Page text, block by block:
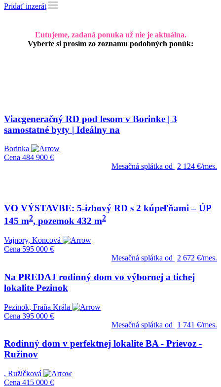
Pridať inzerát
Ľutujeme, zadaná ponuka už nie je aktuálna.
Vyberte si prosím zo zoznamu podobných ponúk:
Viacgeneračný RD pod lesom v Borinke | 3
samostatné byty | Ideálny na
Borinka
Cena 484 900 €
Mesačná splátka od
2 124 €/mes.
VO VÝSTAVBE: 5-izbový RD s 2 kúpeľňami – ÚP
145 m2, pozemok 432 m2
Vajnory, Koncová
Cena 595 000 €
Mesačná splátka od
2 672 €/mes.
Na PREDAJ rodinný dom vo výbornej a tichej
lokalite Pezinok
Pezinok, Fraňa Krála
Cena 395 000 €
Mesačná splátka od
1 741 €/mes.
Rodinný dom v perfektnej lokalite BA - Prievoz -
Ružinov
, Ružičková
Cena 415 000 €